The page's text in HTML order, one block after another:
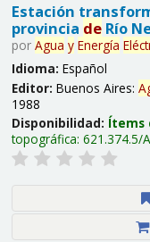
Estación
provincia deRío
por Agua y Energía
Idioma: Español
Editor: Buenos Aires:
1988
Disponibilidad: Ítems
topográfica: 621.374.5/